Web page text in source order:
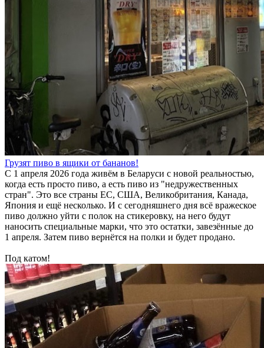
Грузят пиво в ящики от бананов!
С 1 апреля 2026 года живём в Беларуси с новой реальностью,
когда есть просто пиво, а есть пиво из "недружественных
стран". Это все страны ЕС, США, Великобритания, Канада,
Япония и ещё несколько. И с сегодняшнего дня всё вражеское
пиво должно уйти с полок на стикеровку, на него будут
наносить специальные марки, что это остатки, завезённые до
1 апреля. Затем пиво вернётся на полки и будет продано.
Под катом!